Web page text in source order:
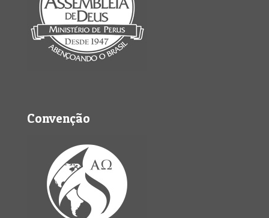
Convenção